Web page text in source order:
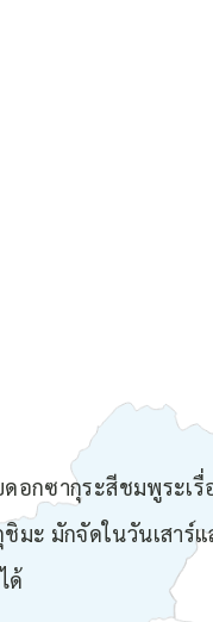
อกซากุระสีชมพูระเ
ะ มักจัดในวันเสาร์
ด้